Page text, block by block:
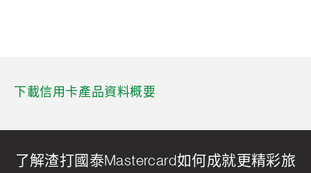
下載信用卡產品資料概要
了解渣打國泰Mastercard如何成就更精彩旅